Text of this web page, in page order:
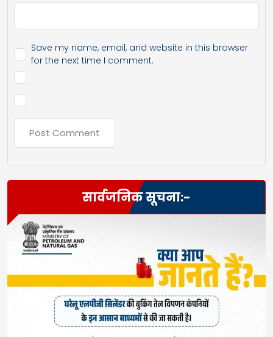
Save my name, email, and website in this browser
for the next time I comment.
सार्वजनिक सूचना:-